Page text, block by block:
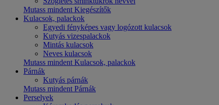
Mutass mindent Kiegészítők
Kulacsok, palackok
Egyedi fényképes vagy logózott kulacsok
Kutyás vizespalackok
Mintás kulacsok
Neves kulacsok
Mutass mindent Kulacsok, palackok
Párnák
Kutyás párnák
Mutass mindent Párnák
Perselyek